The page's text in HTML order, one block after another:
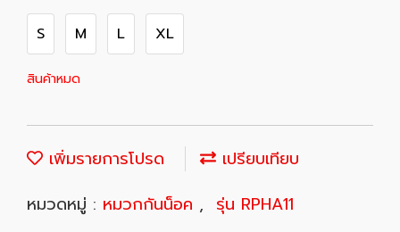
S M L XL
สินค้าหมด
เพิ่มรายการโปรด
เปรียบเทียบ
หมวดหมู่ : หมวกกันน็อค , รุ่น RPHA11